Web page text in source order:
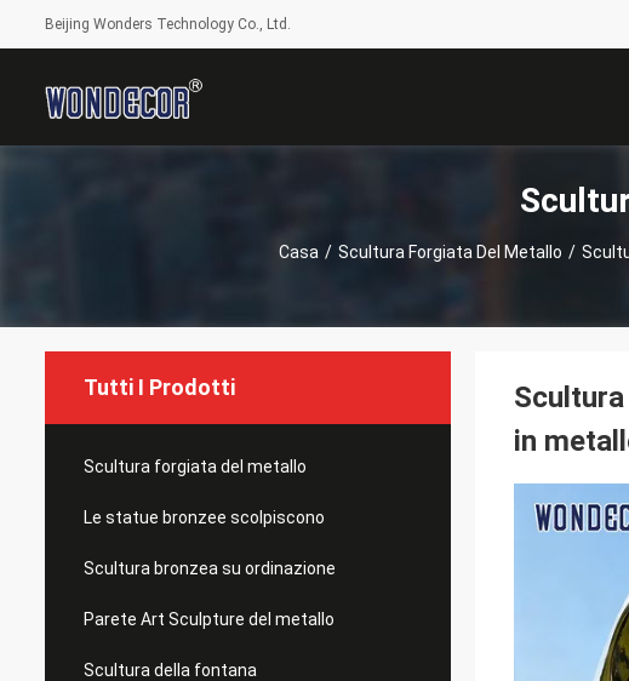
Beijing Wonders Technology Co., Ltd.
Casa / Scultura Forgiata Del Metallo /
Tutti I Prodotti
Scultura forgiata del metallo
Le statue bronzee scolpiscono
Scultura bronzea su ordinazione
Parete Art Sculpture del metallo
Scultura della fontana
in